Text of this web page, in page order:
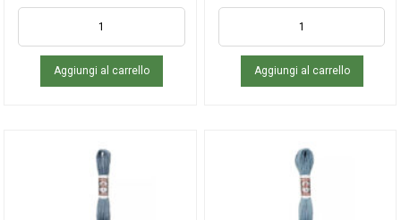
Aggiungi al carrello Aggiungi al carrello